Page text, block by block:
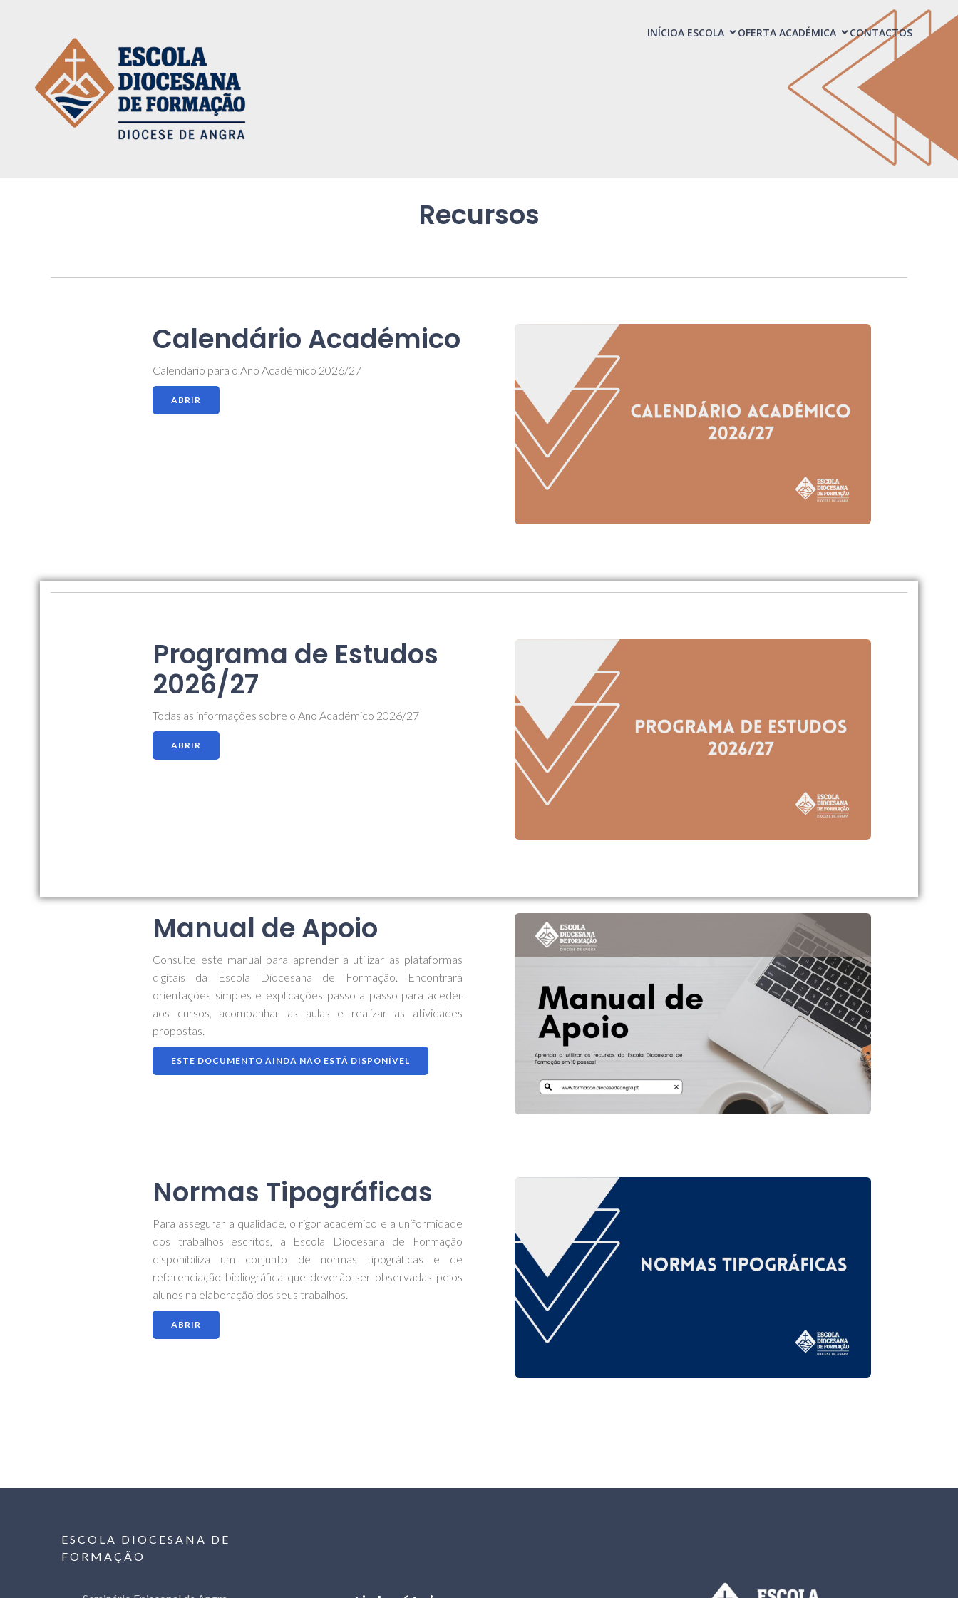
INÍCIOA ESCOLA OFERTA ACADÉMICA CONTACTOS
Recursos
Calendário Académico
Calendário para o Ano Académico 2026/27
ABRIR
Programa de Estudos
2026/27
Todas as informações sobre o Ano Académico 2026/27
ABRIR
Manual de Apoio
Consulte este manual para aprender a utilizar as plataformas
digitais da Escola Diocesana de Formação. Encontrará
orientações simples e explicações passo a passo para aceder
aos cursos, acompanhar as aulas e realizar as atividades
propostas.
ESTE DOCUMENTO AINDA NÃO ESTÁ DISPONÍVEL
Normas Tipográficas
Para assegurar a qualidade, o rigor académico e a uniformidade
dos trabalhos escritos, a Escola Diocesana de Formação
disponibiliza um conjunto de normas tipográficas e de
referenciação bibliográfica que deverão ser observadas pelos
alunos na elaboração dos seus trabalhos.
ABRIR
ESCOLA DIOCESANA DE
FORMAÇÃO